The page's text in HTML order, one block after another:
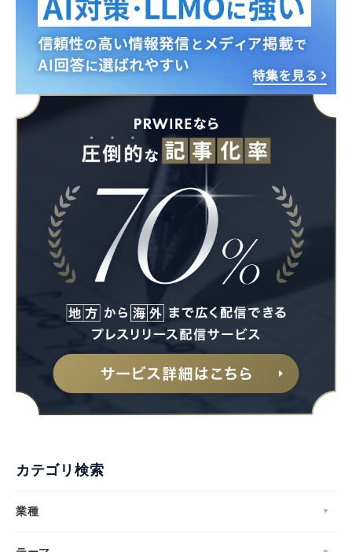
カテゴリ検索
業種